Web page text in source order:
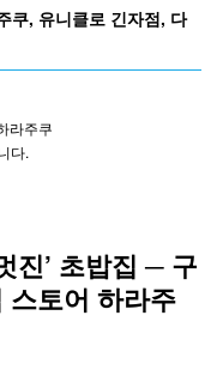
쿠, 유니클로 긴자점, 다
라주쿠
다.
진’ 초밥집 ─ 구
스토어 하라주